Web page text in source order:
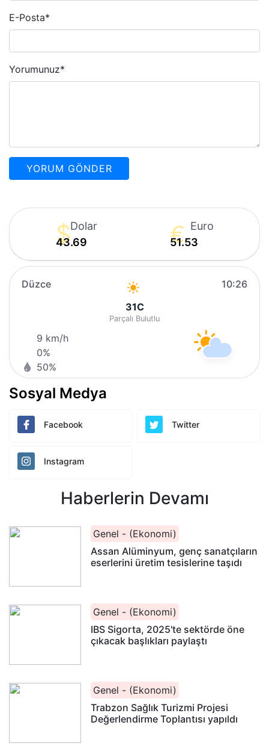
E-Posta*
Yorumunuz*
Dolar
43.69
Euro
51.53
Düzce
10:26
31C
Parçalı Bulutlu
9 km/h
0%
50%
Sosyal Medya
Facebook Twitter
Instagram
Haberlerin Devamı
Genel - (Ekonomi)
Assan Alüminyum, genç sanatçıların
eserlerini üretim tesislerine taşıdı
Genel - (Ekonomi)
IBS Sigorta, 2025'te sektörde öne
çıkacak başlıkları paylaştı
Genel - (Ekonomi)
Trabzon Sağlık Turizmi Projesi
Değerlendirme Toplantısı yapıldı